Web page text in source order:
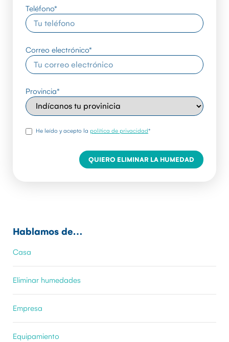
Teléfono*
Correo electrónico*
Provincia*
rgpd*
He leído y acepto la política de privacidad*
Hablamos de…
Casa
Eliminar humedades
Empresa
Equipamiento